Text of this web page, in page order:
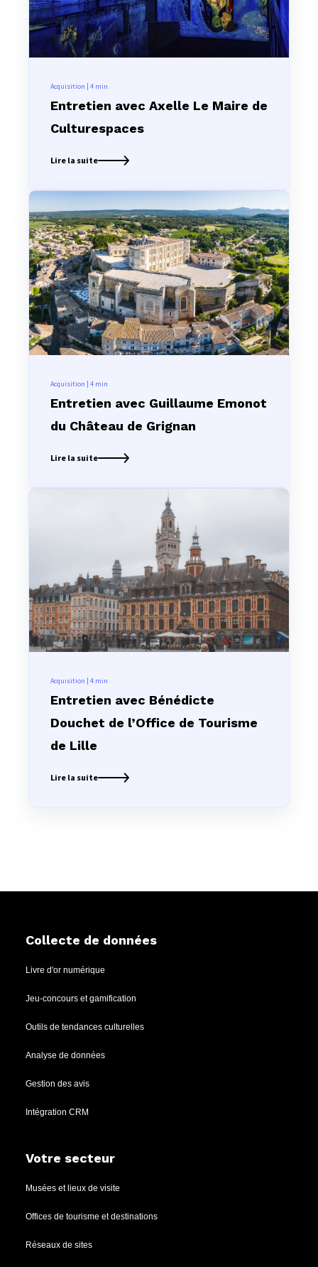
Acquisition | 4 min
Entretien avec Axelle Le Maire de
Culturespaces
Lire la suite
Acquisition | 4 min
Entretien avec Guillaume Emonot
du Château de Grignan
Lire la suite
Acquisition | 4 min
Entretien avec Bénédicte
Douchet de l’Office de Tourisme
de Lille
Lire la suite
Collecte de données
Livre d'or numérique
Jeu-concours et gamification
Outils de tendances culturelles
Analyse de données
Gestion des avis
Intégration CRM
Votre secteur
Musées et lieux de visite
Offices de tourisme et destinations
Réseaux de sites